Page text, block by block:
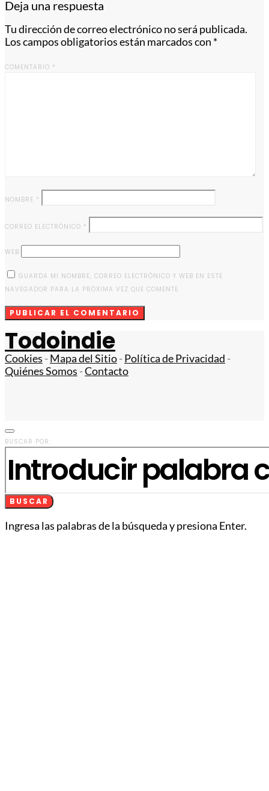
Deja una respuesta
Tu dirección de correo electrónico no será publicada.
Los campos obligatorios están marcados con *
COMENTARIO *
NOMBRE *
CORREO ELECTRÓNICO *
WEB
GUARDA MI NOMBRE, CORREO ELECTRÓNICO Y WEB EN ESTE
NAVEGADOR PARA LA PRÓXIMA VEZ QUE COMENTE.
Todoindie
Cookies -Mapa del Sitio-Política de Privacidad -
Quiénes Somos -Contacto
BUSCAR POR:
BUSCAR
Ingresa las palabras de la búsqueda y presiona Enter.